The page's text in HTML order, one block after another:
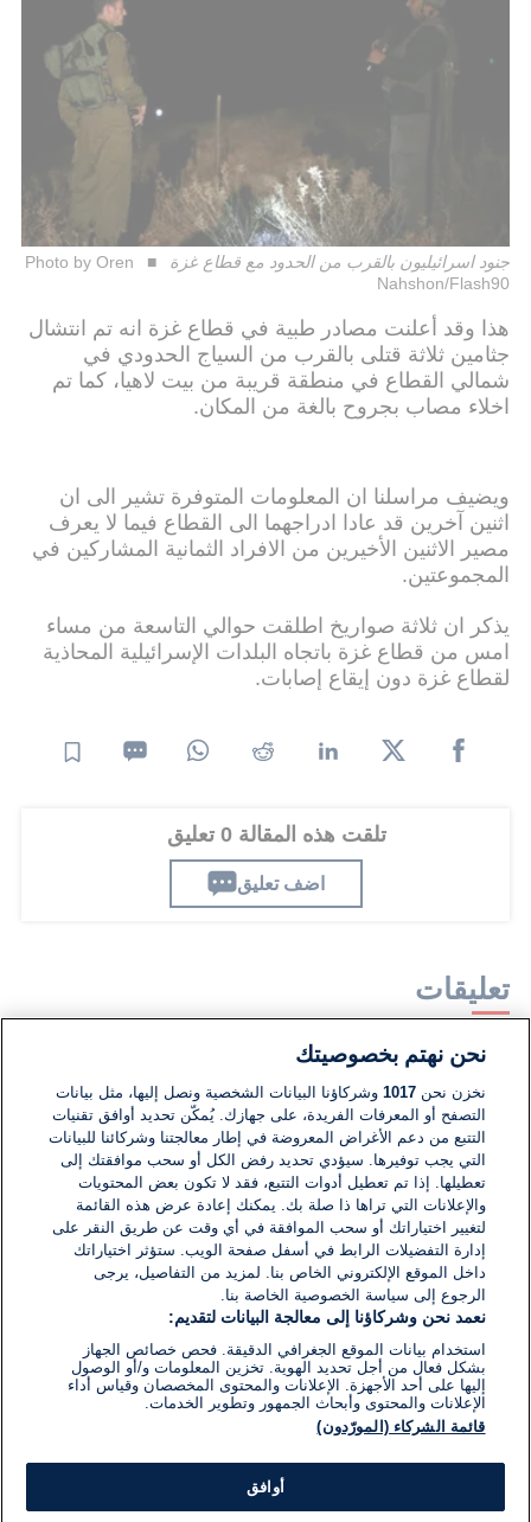
جنود اسرائيليون بالقرب من الحدود مع قطاع غزة
Photo by Oren
Nahshon/Flash90
هذا وقد أعلنت مصادر طبية في قطاع غزة انه تم انتشال
جثامين ثلاثة قتلى بالقرب من السياج الحدودي في
شمالي القطاع في منطقة قريبة من بيت لاهيا، كما تم
اخلاء مصاب بجروح بالغة من المكان.
ويضيف مراسلنا ان المعلومات المتوفرة تشير الى ان
اثنين آخرين قد عادا ادراجهما الى القطاع فيما لا يعرف
مصير الاثنين الأخيرين من الافراد الثمانية المشاركين في
المجموعتين.
يذكر ان ثلاثة صواريخ اطلقت حوالي التاسعة من مساء
امس من قطاع غزة باتجاه البلدات الإسرائيلية المحاذية
لقطاع غزة دون إيقاع إصابات.
تلقت هذه المقالة 0 تعليق
اضف تعليق
تعليقات
لا توجد تعليقات مكتوبة حتى الآن. كن الأول!
اكتب تعليقًا جديدًا ...
نحن نهتم بخصوصيتك
نخزن نحن1017 وشركاؤنا البيانات الشخصية ونصل إليها، مثل بيانات
التصفح أو المعرفات الفريدة، على جهازك. يُمكّن تحديد أوافق تقنيات
التتبع من دعم الأغراض المعروضة في إطار معالجتنا وشركائنا للبيانات
التي يجب توفيرها. سيؤدي تحديد رفض الكل أو سحب موافقتك إلى
تعطيلها. إذا تم تعطيل أدوات التتبع، فقد لا تكون بعض المحتويات
والإعلانات التي تراها ذا صلة بك. يمكنك إعادة عرض هذه القائمة
لتغيير اختياراتك أو سحب الموافقة في أي وقت عن طريق النقر على
إدارة التفضيلات الرابط في أسفل صفحة الويب. ستؤثر اختياراتك
داخل الموقع الإلكتروني الخاص بنا. لمزيد من التفاصيل، يرجى
الرجوع إلى سياسة الخصوصية الخاصة بنا.
نعمد نحن وشركاؤنا إلى معالجة البيانات لتقديم:
استخدام بيانات الموقع الجغرافي الدقيقة. فحص خصائص الجهاز
بشكل فعال من أجل تحديد الهوية. تخزين المعلومات و/أو الوصول
إليها على أحد الأجهزة. الإعلانات والمحتوى المخصصان وقياس أداء
الإعلانات والمحتوى وأبحاث الجمهور وتطوير الخدمات.
قائمة الشركاء (المورّدون)
أوافق